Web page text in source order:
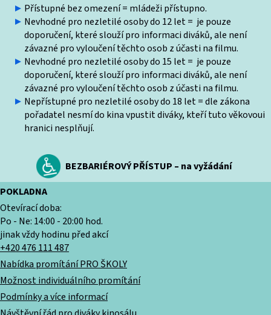
Přístupné bez omezení = mládeži přístupno.
Nevhodné pro nezletilé osoby do 12 let = je pouze
doporučení, které slouží pro informaci diváků, ale není
závazné pro vyloučení těchto osob z účasti na filmu.
Nevhodné pro nezletilé osoby do 15 let = je pouze
doporučení, které slouží pro informaci diváků, ale není
závazné pro vyloučení těchto osob z účasti na filmu.
Nepřístupné pro nezletilé osoby do 18 let = dle zákona
pořadatel nesmí do kina vpustit diváky, kteří tuto věkovoui
hranici nesplňují.
BEZBARIÉROVÝ PŘÍSTUP – na vyžádání
POKLADNA
Otevírací doba:
Po - Ne: 14:00 - 20:00 hod.
jinak vždy hodinu před akcí
+420 476 111 487
Nabídka promítání PRO ŠKOLY
Možnost individuálního promítání
Podmínky a více informací